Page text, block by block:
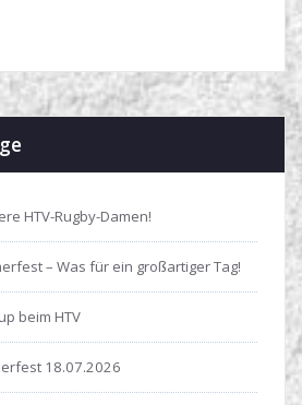
HTV-Rugby-Damen!
– Was für ein großartiger Tag!
beim HTV
18.07.2026